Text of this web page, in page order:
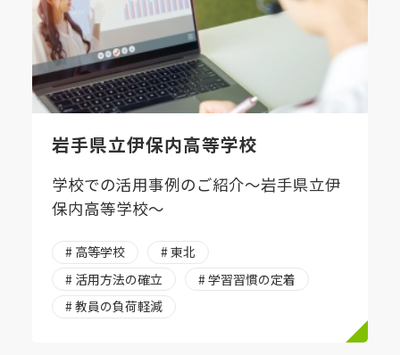
岩手県立伊保内高等学校
学校での活用事例のご紹介～岩手県立伊
保内高等学校～
# 高等学校
# 東北
# 活用方法の確立
# 学習習慣の定着
# 教員の負荷軽減